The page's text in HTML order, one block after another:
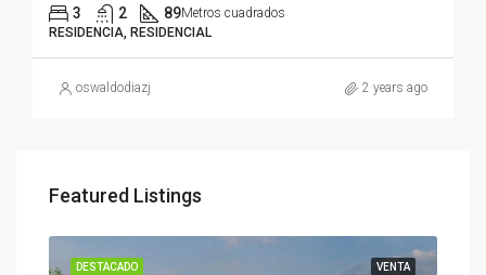
3 2 89Metros cuadrados
RESIDENCIA, RESIDENCIAL
oswaldodiazj 2 years ago
Featured Listings
VENTA
DESTACADO